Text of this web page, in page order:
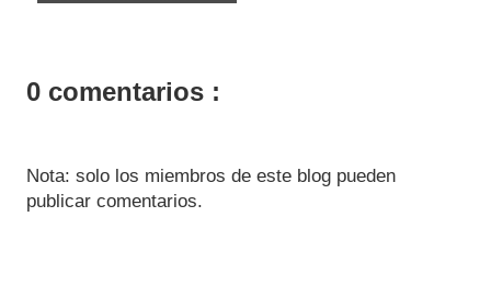
0 comentarios :
Nota: solo los miembros de este blog pueden
publicar comentarios.